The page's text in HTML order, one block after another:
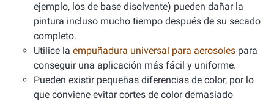
ejemplo, los de base disolvente) pueden dañar la
pintura incluso mucho tiempo después de su secado
completo.
Utilice la empuñadura universal para aerosoles para
conseguir una aplicación más fácil y uniforme.
Pueden existir pequeñas diferencias de color, por lo
que conviene evitar cortes de color demasiado